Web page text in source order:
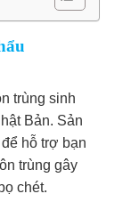
trùng sinh
Bản. Sản
hỗ trợ bạn
trùng gây
chét.